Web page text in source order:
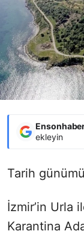
ekleyin
Tarih
İzmir’in Urla
Karantina